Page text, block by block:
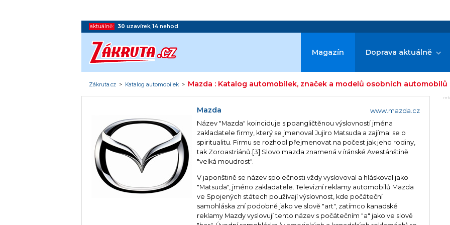
aktuálně: 30 uzavírek,14 nehod
Magazín Doprava aktuálně
Zákruta.cz > Katalog automobilek > Mazda : Katalog automobilek, značek a modelů osobních automobilů
www.mazda.cz
Mazda
Název "Mazda" koinciduje s poangličtěnou výslovností jména
zakladatele firmy, který se jmenoval Jujiro Matsuda a zajímal se o
spiritualitu. Firmu se rozhodl přejmenovat na počest jak jeho rodiny,
tak Zoroastriánů.[3] Slovo mazda znamená v íránské Avestánštině
"velká moudrost".
V japonštině se název společnosti vždy vyslovoval a hláskoval jako
"Matsuda", jméno zakladatele. Televizní reklamy automobilů Mazda
ve Spojených státech používají výslovnost, kde počáteční
samohláska zní podobně jako ve slově "art", zatímco kanadské
reklamy Mazdy vyslovují tento název s počátečním "a" jako ve slově